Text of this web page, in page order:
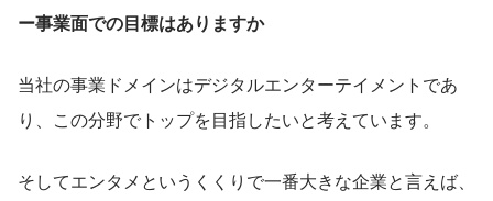
ー事業面での目標はありますか
当社の事業ドメインはデジタルエンターテイメントであ
り、この分野でトップを目指したいと考えています。
そしてエンタメというくくりで一番大きな企業と言えば、